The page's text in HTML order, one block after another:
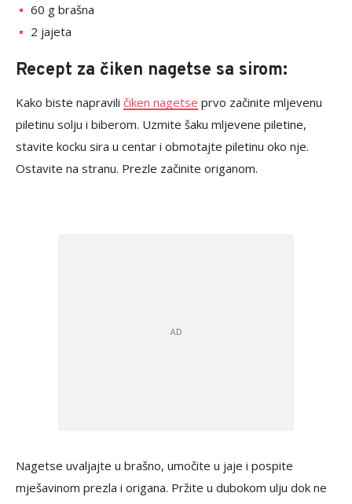
60 g brašna
2 jajeta
Recept za čiken nagetse sa sirom:
Kako biste napravili čiken nagetse prvo začinite mljevenu
piletinu solju i biberom. Uzmite šaku mljevene piletine,
stavite kocku sira u centar i obmotajte piletinu oko nje.
Ostavite na stranu. Prezle začinite origanom.
Nagetse uvaljajte u brašno, umočite u jaje i pospite
mješavinom prezla i origana. Pržite u dubokom ulju dok ne